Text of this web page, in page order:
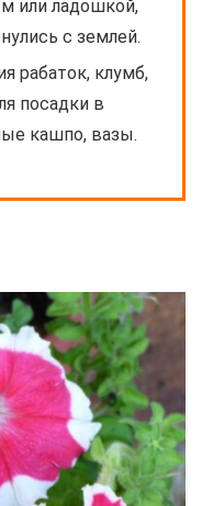
или ладошкой,
с землей.
рабаток, клумб,
посадки в
кашпо, вазы.